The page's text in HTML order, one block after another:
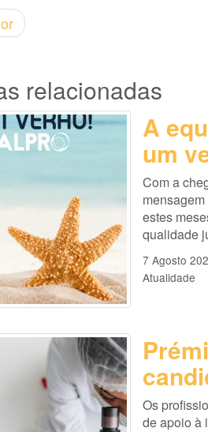
relacionadas
A
um
Com a
estes
qualidade
7 Agosto
Atualidade
Os
de apoio à